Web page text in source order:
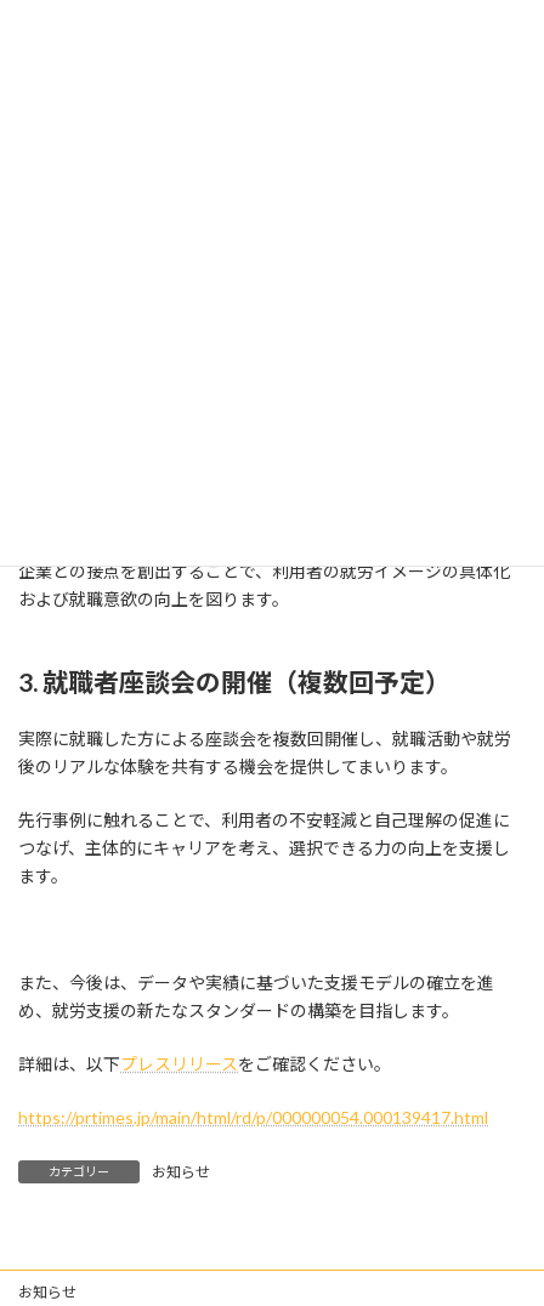
企業との接点を創出することで、利用者の就労イメージの具体化
および就職意欲の向上を図ります。
3. 就職者座談会の開催（複数回予定）
実際に就職した方による座談会を複数回開催し、就職活動や就労
後のリアルな体験を共有する機会を提供してまいります。
先行事例に触れることで、利用者の不安軽減と自己理解の促進に
つなげ、主体的にキャリアを考え、選択できる力の向上を支援し
ます。
また、今後は、データや実績に基づいた支援モデルの確立を進
め、就労支援の新たなスタンダードの構築を目指します。
詳細は、以下プレスリリースをご確認ください。
https://prtimes.jp/main/html/rd/p/000000054.000139417.html
カテゴリー お知らせ
お知らせ